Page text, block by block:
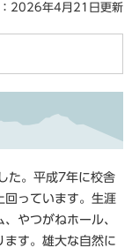
2026年4月21日更新
た。平成7年に校舎
回っています。生涯
やつがねホール、
ます。雄大な自然に